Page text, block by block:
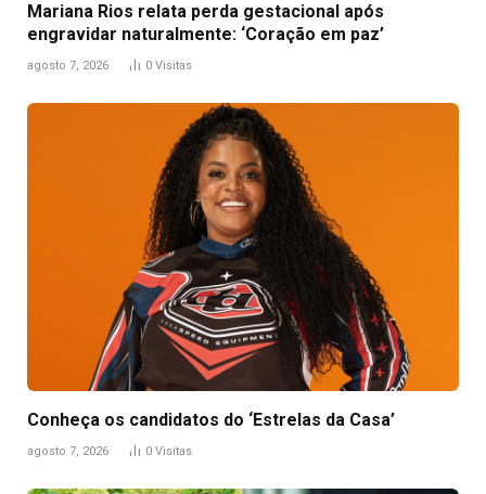
Mariana Rios relata perda gestacional após
engravidar naturalmente: ‘Coração em paz’
agosto 7, 2026 0 Visitas
Conheça os candidatos do ‘Estrelas da Casa’
agosto 7, 2026 0 Visitas